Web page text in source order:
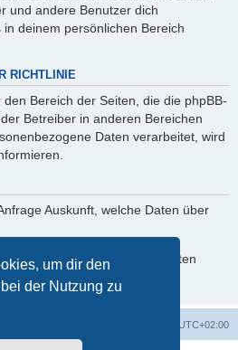
um dir den
der Nutzung zu
und andere Benutzer dich
deinem persönlichen Bereich
RICHTLINIE
Bereich der Seiten, die die phpBB-
Betreiber in anderen Bereichen
Daten verarbeitet, wird
Auskunft, welche Daten über
bzw. Sperrung deiner Daten
bitte den Betreiber.
UTC+02:00